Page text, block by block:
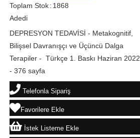
Toplam Stok
Adedi
: 1868
DEPRESYON TEDAVİSİ - Metakognitif,
Bilişsel Davranışçı ve Üçüncü Dalga
Terapiler - Türkçe 1. Baskı Haziran 2022
- 376 sayfa
Telefonla Sipariş
Favorilere Ekle
İstek Listeme Ekle